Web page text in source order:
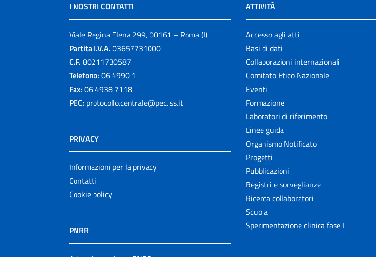
I NOSTRI CONTATTI
Viale Regina Elena 299, 00161 – Roma (I)
Partita I.V.A. 03657731000
C.F. 80211730587
Telefono: 06 4990 1
Fax: 06 4938 7118
PEC: protocollo.centrale@pec.iss.it
PRIVACY
Informazioni per la privacy
Contatti
Cookie policy
PNRR
ATTIVITÀ
Accesso agli atti
Basi di dati
Collaborazioni internazionali
Comitato Etico Nazionale
Eventi
Formazione
Laboratori di riferimento
Linee guida
Organismo Notificato
Progetti
Pubblicazioni
Registri e sorveglianze
Ricerca collaboratori
Scuola
Sperimentazione clinica fase I